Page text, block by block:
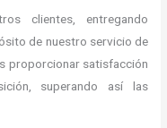
clientes, entregando
de nuestro servicio de
proporcionar satisfacción
superando así las